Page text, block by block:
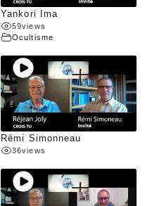
Yankori Ima
59views
Ocultisme
Rémi Simonneau
36views